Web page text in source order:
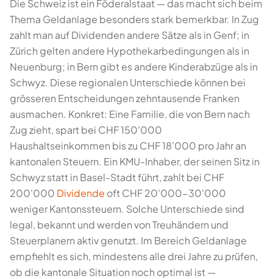
Die Schweiz ist ein Föderalstaat — das macht sich beim
Thema Geldanlage besonders stark bemerkbar. In Zug
zahlt man auf Dividenden andere Sätze als in Genf; in
Zürich gelten andere Hypothekarbedingungen als in
Neuenburg; in Bern gibt es andere Kinderabzüge als in
Schwyz. Diese regionalen Unterschiede können bei
grösseren Entscheidungen zehntausende Franken
ausmachen. Konkret: Eine Familie, die von Bern nach
Zug zieht, spart bei CHF 150'000
Haushaltseinkommen bis zu CHF 18'000 pro Jahr an
kantonalen Steuern. Ein KMU-Inhaber, der seinen Sitz in
Schwyz statt in Basel-Stadt führt, zahlt bei CHF
200'000 Dividende oft CHF 20'000-30'000
weniger Kantonssteuern. Solche Unterschiede sind
legal, bekannt und werden von Treuhändern und
Steuerplanern aktiv genutzt. Im Bereich Geldanlage
empfiehlt es sich, mindestens alle drei Jahre zu prüfen,
ob die kantonale Situation noch optimal ist —